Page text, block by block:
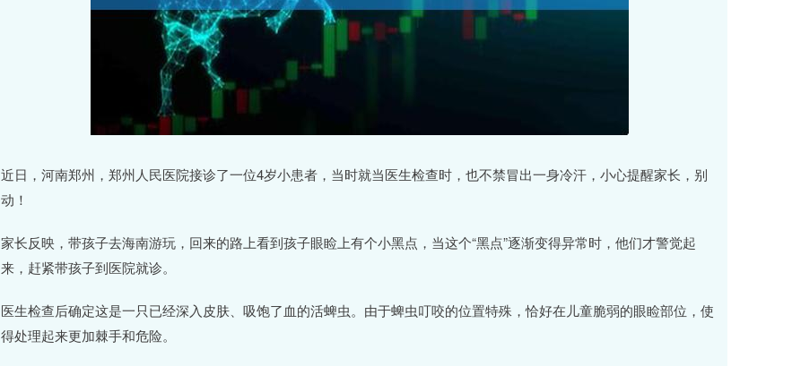
近日，河南郑州，郑州人民医院接诊了一位4岁小患者，当时就当医生检查时，也不禁冒出一身冷汗，小心提醒家长，别
动！
家长反映，带孩子去海南游玩，回来的路上看到孩子眼睑上有个小黑点，当这个“黑点”逐渐变得异常时，他们才警觉起
来，赶紧带孩子到医院就诊。
医生检查后确定这是一只已经深入皮肤、吸饱了血的活蜱虫。由于蜱虫叮咬的位置特殊，恰好在儿童脆弱的眼睑部位，使
得处理起来更加棘手和危险。